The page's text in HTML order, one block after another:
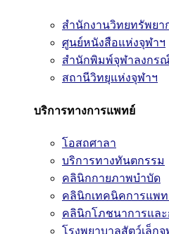
สำนักงานวิทยทรัพยา
ศูนย์หนังสือแห่งจุฬาฯ
สำนักพิมพ์จุฬาลงกร
สถานีวิทยุแห่งจุฬาฯ
บริการทางการแพทย์
โอสถศาลา
บริการทางทันตกรรม
คลินิกกายภาพบำบัด
คลินิกเทคนิคการแพท
คลินิกโภชนาการแล
โรงพยาบาลสัตว์เล็กจุ